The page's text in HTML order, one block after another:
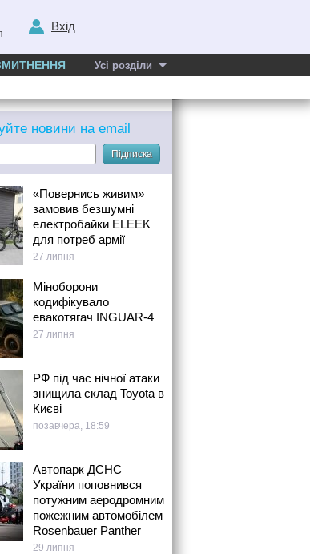
Вхід
Усі розділи
новини на email
Підписка
«Повернись живим»
замовив безшумні
електробайки ELEEK
для потреб армії
27 липня
Міноборони
кодифікувало
евакотягач INGUAR-4
27 липня
РФ під час нічної атаки
знищила склад Toyota в
Києві
позавчера, 18:59
Автопарк ДСНС
України поповнився
потужним аеродромним
пожежним автомобілем
Rosenbauer Panther
29 липня